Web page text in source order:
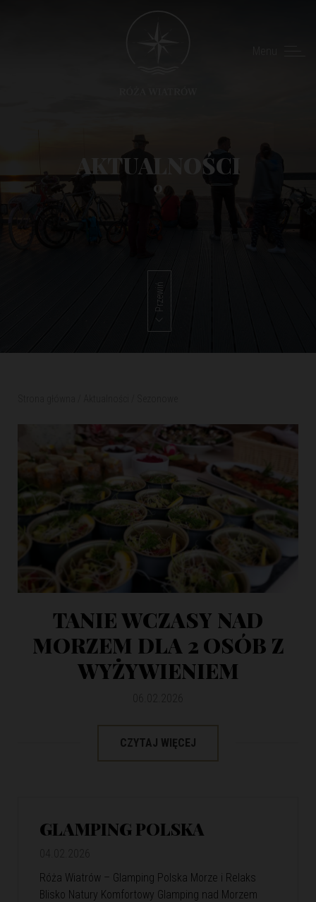
AKTUALNOŚCI
0
Przewiń
TANIE WCZASY NAD
MORZEM DLA 2 OSÓB Z
WYŻYWIENIEM
CZYTAJ WIĘCEJ
GLAMPING POLSKA
Róża Wiatrów – Glamping Polska Morze i Relaks
Blisko Natury Komfortowy Glamping nad Morzem